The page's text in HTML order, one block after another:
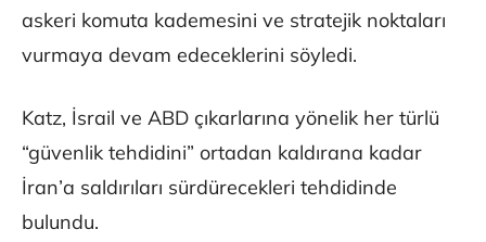
askeri komuta kademesini ve stratejik noktaları
vurmaya devam edeceklerini söyledi.
Katz, İsrail ve ABD çıkarlarına yönelik her türlü
“güvenlik tehdidini” ortadan kaldırana kadar
İran’a saldırıları sürdürecekleri tehdidinde
bulundu.